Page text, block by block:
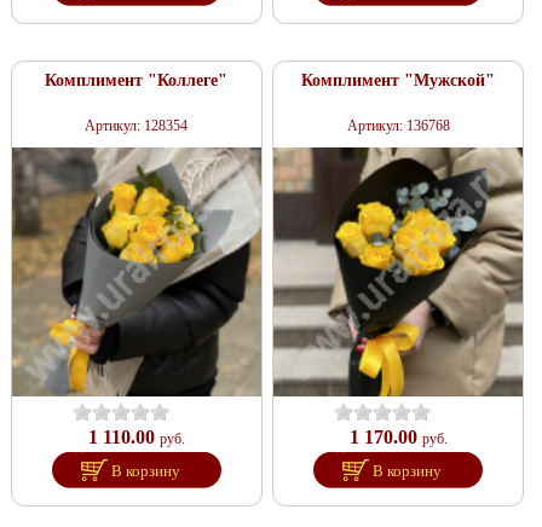
Комплимент "Коллеге"
Артикул: 128354
1 110.00 руб.
В корзину
Комплимент "Мужской"
Артикул: 136768
1 170.00 руб.
В корзину